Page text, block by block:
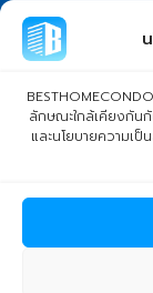
ลักษณะใกล้เคียงกัน
และนโยบายความเ
101/399
กรุงเทพมหานค
© Copyright 2024